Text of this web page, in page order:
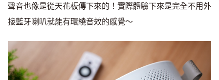
聲音也像是從天花板傳下來的！實際體驗下來是完全不用外
接藍牙喇叭就能有環繞音效的感覺～